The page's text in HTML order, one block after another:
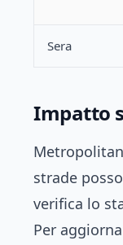
Sera
Impatto
strade
verifica lo
Per